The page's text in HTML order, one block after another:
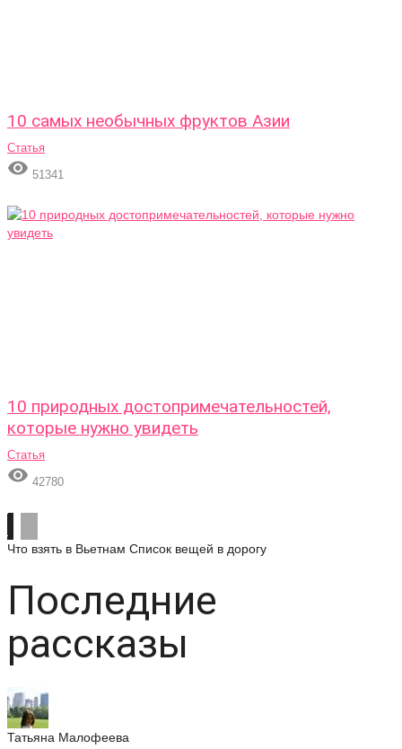
10 самых необычных фруктов Азии
Статья
 51341
10 природных достопримечательностей,
которые нужно увидеть
Статья
 42780
Что взять в Вьетнам Список вещей в дорогу
Последние
рассказы
Татьяна Малофеева